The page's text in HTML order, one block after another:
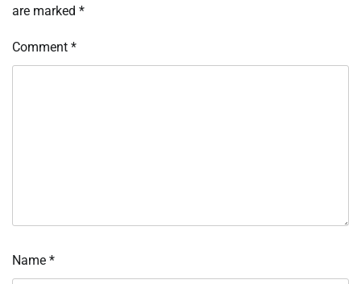
are marked *
Comment *
Name *